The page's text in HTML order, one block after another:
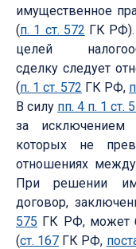
имущественное
(п. 1 ст. 572 ГК РФ).
целей
сделку следует
(п. 1 ст. 572 ГК РФ,
В силу пп. 4 п. 1 ст.
за исключением
которых не
отношениях
При решении
договор,
575 ГК РФ, может
(ст. 167 ГК РФ,